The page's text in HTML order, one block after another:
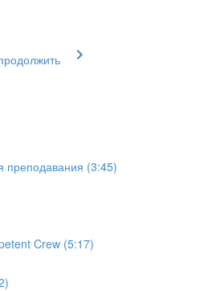
(3:45)
Crew (5:17)